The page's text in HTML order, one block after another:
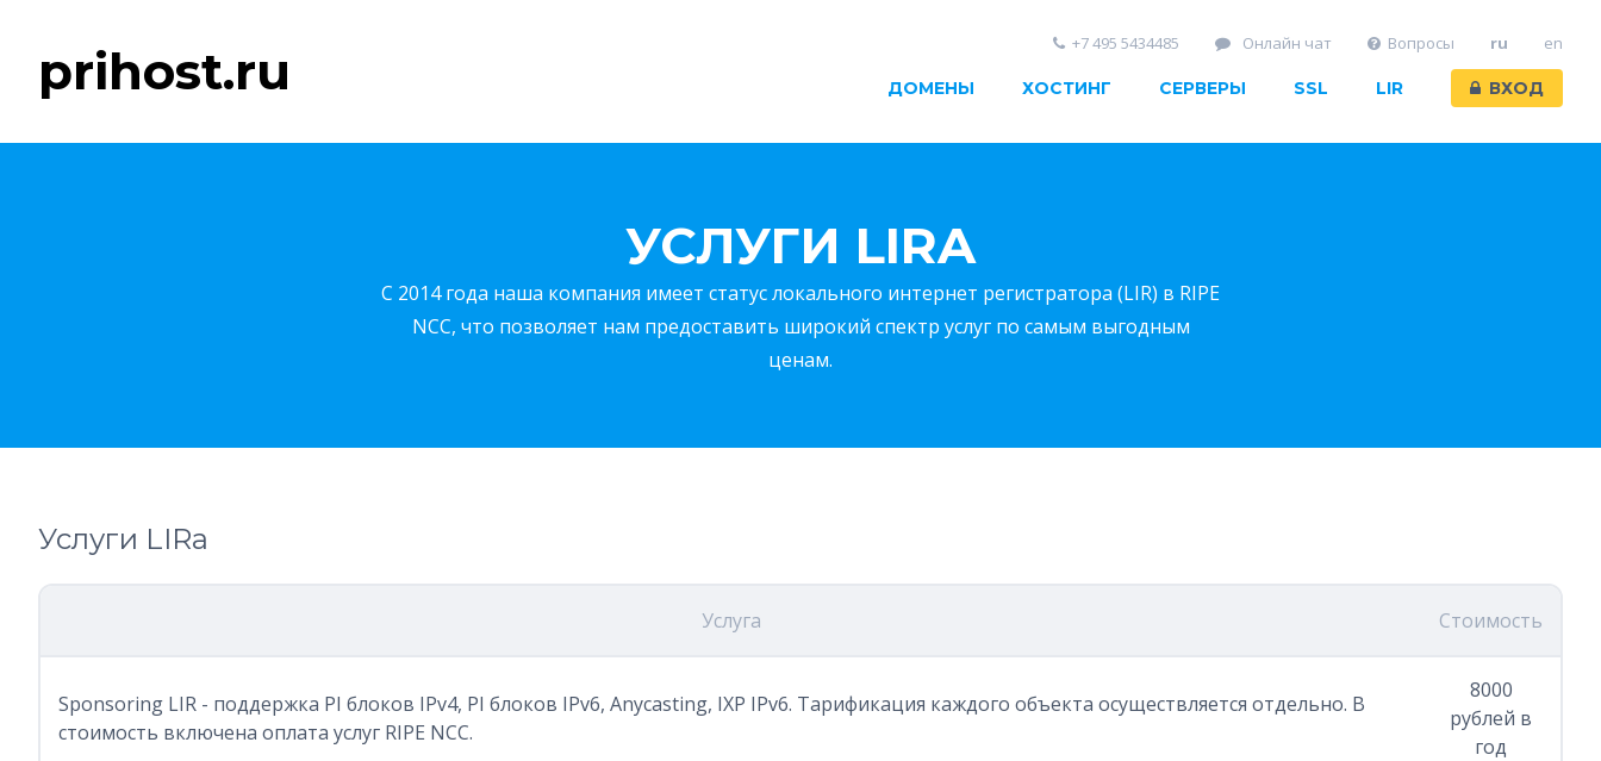
prihost.ru ДОМЕНЫ ХОСТИНГ СЕРВЕРЫ SSL LIR ВХОД
+7 495 5434485 Онлайн чат Вопросы ru en
УСЛУГИ LIRA
C 2014 года наша компания имеет статус локального интернет регистратора (LIR) в RIPE
NCC, что позволяет нам предоставить широкий спектр услуг по самым выгодным
ценам.
Услуги LIRа
Услуга Стоимость
Sponsoring LIR - поддержка PI блоков IPv4, PI блоков IPv6, Anycasting, IXP IPv6. Тарификация каждого объекта осуществляется отдельно. В
стоимость включена оплата услуг RIPE NCC.
8000
рублей в
год